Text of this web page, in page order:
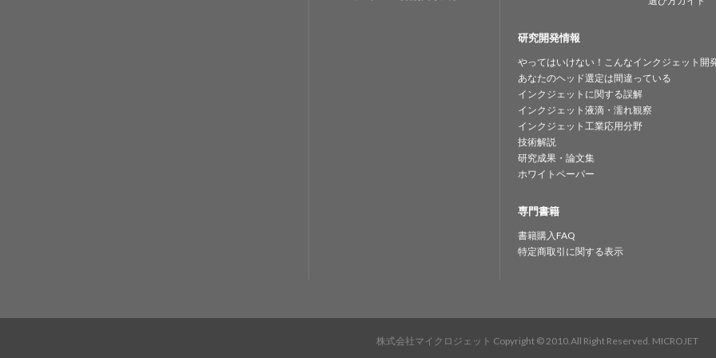
研究開発情報
やってはいけない！こんなインクジェット開
あなたのヘッド選定は間違っている
インクジェットに関する誤解
インクジェット液滴・濡れ観察
インクジェット工業応用分野
技術解説
研究成果・論文集
ホワイトペーパー
専門書籍
書籍購入FAQ
特定商取引に関する表示
株式会社マイクロジェット Copyright © 2010.All Right Reserved. MICROJET